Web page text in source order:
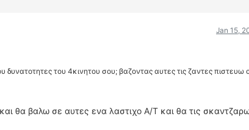
Jan 15,
του 4κινητου σου; βαζοντας αυτες τις ζαντες πιστευω
θα βαλω σε αυτες ενα λαστιχο Α/Τ και θα τις